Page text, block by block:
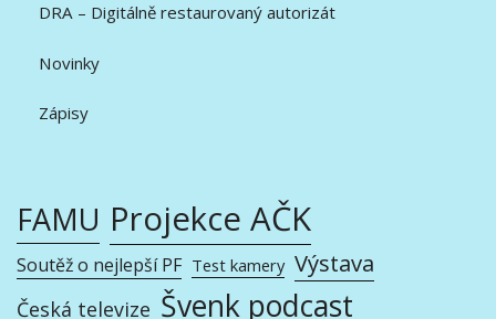
DRA – Digitálně restaurovaný autorizát
Novinky
Zápisy
FAMU Projekce AČK
Soutěž o nejlepší PF Test kamery Výstava
Česká televize Švenk podcast